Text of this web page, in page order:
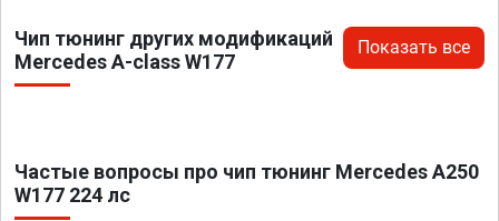
Чип тюнинг других модификаций
Mercedes A-class W177
Показать все
Частые вопросы про чип тюнинг Mercedes A250
W177 224 лс